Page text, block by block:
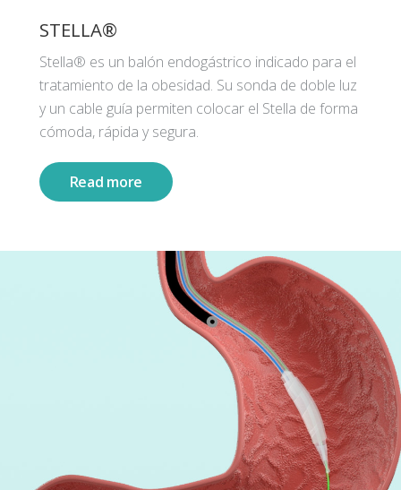
STELLA®
Stella® es un balón endogástrico indicado para el
tratamiento de la obesidad. Su sonda de doble luz
y un cable guía permiten colocar el Stella de forma
cómoda, rápida y segura.
Read more